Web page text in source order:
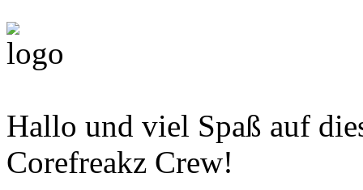
Hallo und viel Spaß auf
Corefreakz Crew!